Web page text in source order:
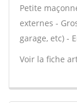
Petite
externes -
garage, etc) -
Voir la fiche